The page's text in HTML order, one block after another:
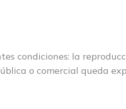
condiciones: la
o comercial queda